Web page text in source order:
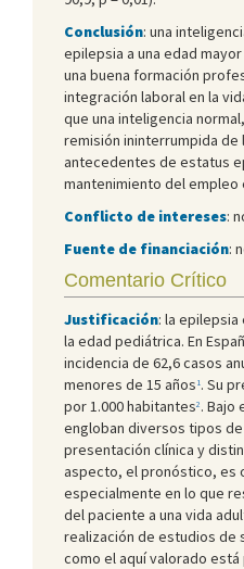
Conclusión: una
epilepsia a una edad
una buena formación
integración laboral en la
que una inteligencia
remisión ininterrumpida
antecedentes de estatus
mantenimiento del empleo
Conflicto de intereses:
Fuente de financiación:
Comentario Crítico
Justificación: la
la edad pediátrica. En
incidencia de 62,6 casos
menores de 15 años 1 . Su
por 1.000 habitantes2 . Bajo
engloban diversos tipos
presentación clínica y
aspecto, el pronóstico, es
especialmente en lo que
del paciente a una vida
realización de estudios de
como el aquí valorado